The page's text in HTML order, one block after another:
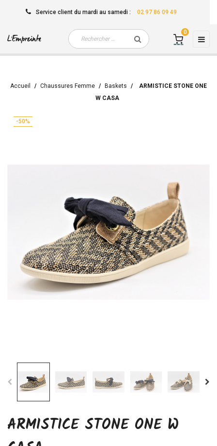
Service client du mardi au samedi : 02 97 86 09 49
☰
0
Accueil Chaussures Femme Baskets
ARMISTICE STONE ONE
W CASA
-50%
ARMISTICE STONE ONE W